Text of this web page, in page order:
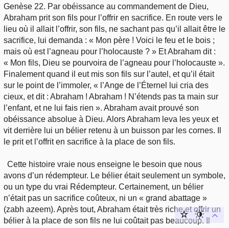
Genèse 22. Par obéissance au commandement de Dieu,
Abraham prit son fils pour l’offrir en sacrifice. En route vers le
lieu où il allait l’offrir, son fils, ne sachant pas qu’il allait être le
sacrifice, lui demanda : « Mon père ! Voici le feu et le bois ;
mais où est l’agneau pour l’holocauste ? » Et Abraham dit :
« Mon fils, Dieu se pourvoira de l’agneau pour l’holocauste ».
Finalement quand il eut mis son fils sur l’autel, et qu’il était
sur le point de l’immoler, « l’Ange de l’Éternel lui cria des
cieux, et dit : Abraham ! Abraham ! N’étends pas ta main sur
l’enfant, et ne lui fais rien ». Abraham avait prouvé son
obéissance absolue à Dieu. Alors Abraham leva les yeux et
vit derrière lui un bélier retenu à un buisson par les cornes. Il
le prit et l’offrit en sacrifice à la place de son fils.
Cette histoire vraie nous enseigne le besoin que nous
avons d’un rédempteur. Le bélier était seulement un symbole,
ou un type du vrai Rédempteur. Certainement, un bélier
n’était pas un sacrifice coûteux, ni un « grand abattage »
(zabh azeem). Après tout, Abraham était très riche et offrir un
bélier à la place de son fils ne lui coûtait pas beaucoup. Il